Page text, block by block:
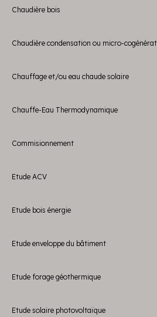
Chaudière bois
Chaudière condensation ou micro-
Chauffage et/ou eau chaude solaire
Chauffe-Eau Thermodynamique
Commisionnement
Etude ACV
Etude bois énergie
Etude enveloppe du bâtiment
Etude forage géothermique
Etude solaire photovoltaïque